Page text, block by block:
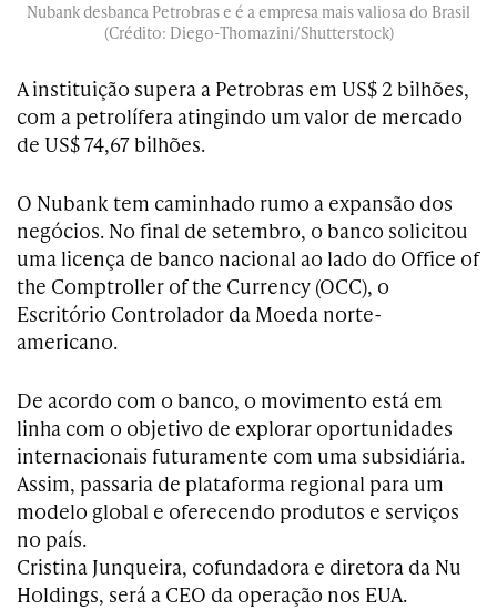
Nubank desbanca Petrobras e é a empresa mais valiosa do Brasil
(Crédito: Diego-Thomazini/Shutterstock)
A instituição supera a Petrobras em US$ 2 bilhões,
com a petrolífera atingindo um valor de mercado
de US$ 74,67 bilhões.
O Nubank tem caminhado rumo a expansão dos
negócios. No final de setembro, o banco solicitou
uma licença de banco nacional ao lado do Office of
the Comptroller of the Currency (OCC), o
Escritório Controlador da Moeda norte-
americano.
De acordo com o banco, o movimento está em
linha com o objetivo de explorar oportunidades
internacionais futuramente com uma subsidiária.
Assim, passaria de plataforma regional para um
modelo global e oferecendo produtos e serviços
no país.
Cristina Junqueira, cofundadora e diretora da Nu
Holdings, será a CEO da operação nos EUA.